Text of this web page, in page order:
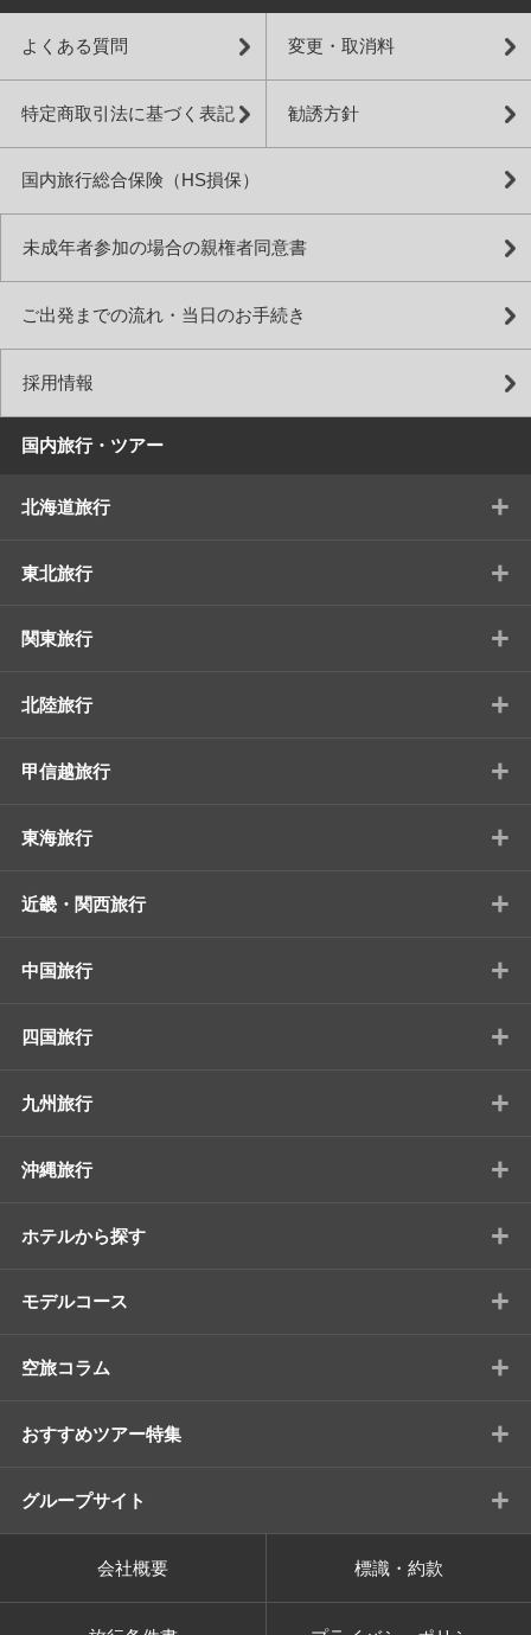
よくある質問 変更・取消料
特定商取引法に基づく表記 勧誘方針
国内旅行総合保険（HS損保）
未成年者参加の場合の親権者同意書
ご出発までの流れ・当日のお手続き
採用情報
国内旅行・ツアー
北海道旅行 +
東北旅行 +
関東旅行 +
北陸旅行 +
甲信越旅行 +
東海旅行 +
近畿・関西旅行 +
中国旅行 +
四国旅行 +
九州旅行 +
沖縄旅行 +
ホテルから探す +
モデルコース +
空旅コラム +
おすすめツアー特集 +
グループサイト +
会社概要 標識・約款